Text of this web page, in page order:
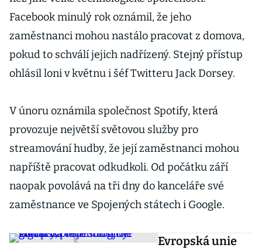
Facebook minulý rok oznámil, že jeho
zaměstnanci mohou nastálo pracovat z domova,
pokud to schválí jejich nadřízený. Stejný přístup
ohlásil loni v květnu i šéf Twitteru Jack Dorsey.
V únoru oznámila společnost Spotify, která
provozuje největší světovou služby pro
streamování hudby, že její zaměstnanci mohou
napříště pracovat odkudkoli. Od počátku září
naopak povolává na tři dny do kanceláře své
zaměstnance ve Spojených státech i Google.
Evropská unie